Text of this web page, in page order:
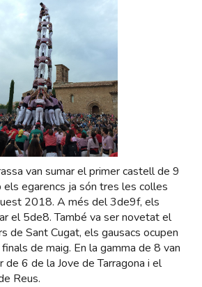
van sumar el primer castell de 9
els egarencs ja són tres les colles
2018. A més del 3de9f, els
el 5de8. També va ser novetat el
de Sant Cugat, els gausacs ocupen
de maig. En la gamma de 8 van
de 6 de la Jove de Tarragona i el
Reus.